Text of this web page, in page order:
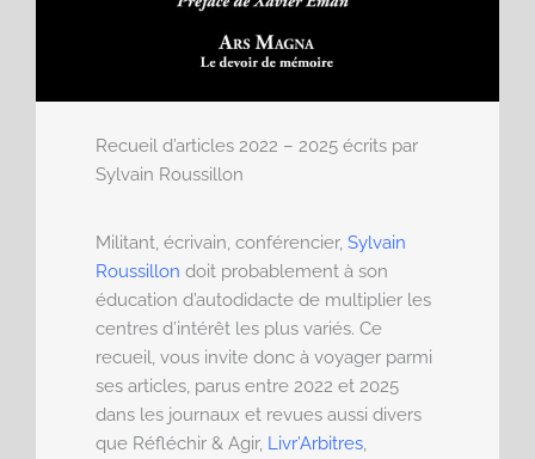
Recueil d’articles 2022 – 2025 écrits par
Sylvain Roussillon
Militant, écrivain, conférencier, Sylvain
Roussillon doit probablement à son
éducation d’autodidacte de multiplier les
centres d’intérêt les plus variés. Ce
recueil, vous invite donc à voyager parmi
ses articles, parus entre 2022 et 2025
dans les journaux et revues aussi divers
que Réfléchir & Agir, Livr’Arbitres